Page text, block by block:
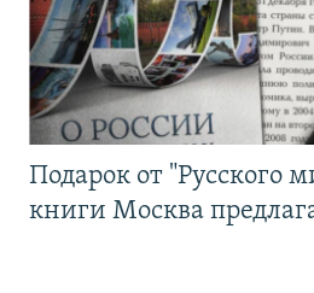
Подарок от "Русского
книги Москва